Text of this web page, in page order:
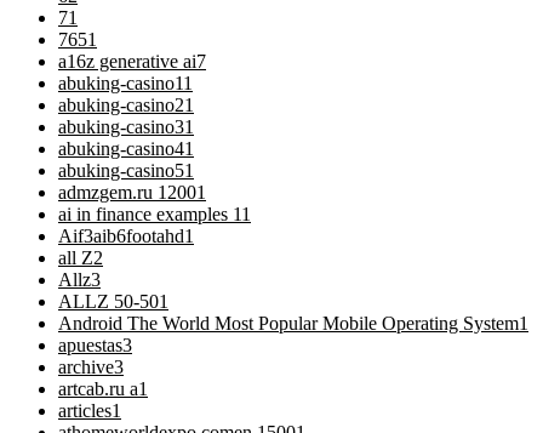
71
7651
a16z generative ai7
abuking-casino11
abuking-casino21
abuking-casino31
abuking-casino41
abuking-casino51
admzgem.ru 12001
ai in finance examples 11
Aif3aib6footahd1
all Z2
Allz3
ALLZ 50-501
Android The World Most Popular Mobile Operating System1
apuestas3
archive3
artcab.ru a1
articles1